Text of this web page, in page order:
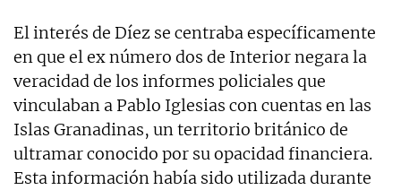
El interés de Díez se centraba específicamente
en que el ex número dos de Interior negara la
veracidad de los informes policiales que
vinculaban a Pablo Iglesias con cuentas en las
Islas Granadinas, un territorio británico de
ultramar conocido por su opacidad financiera.
Esta información había sido utilizada durante